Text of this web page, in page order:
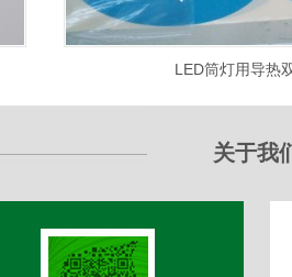
LED筒灯用导热
关于我